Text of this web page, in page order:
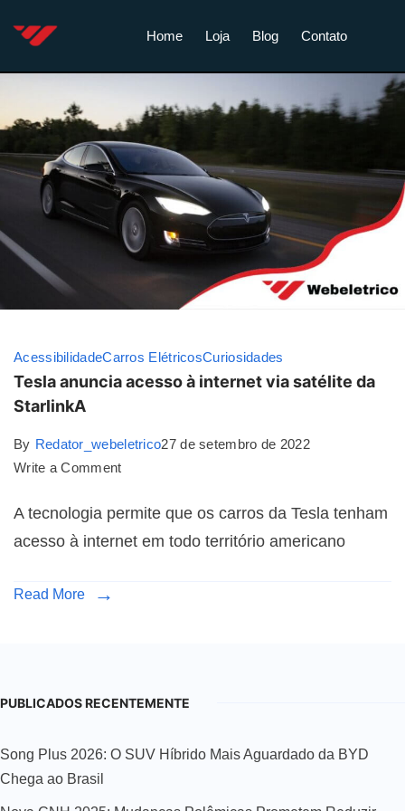
Home Loja Blog Contato
AcessibilidadeCarros ElétricosCuriosidades
Tesla anuncia acesso à internet via satélite da
StarlinkA
By Redator_webeletrico27 de setembro de 2022
Write a Comment
A tecnologia permite que os carros da Tesla tenham
acesso à internet em todo território americano
Read More
PUBLICADOS RECENTEMENTE
Song Plus 2026: O SUV Híbrido Mais Aguardado da BYD
Chega ao Brasil